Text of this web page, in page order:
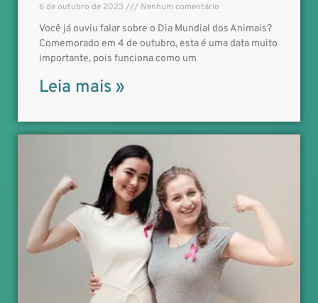
6 de outubro de 2023 Nenhum comentário
Você já ouviu falar sobre o Dia Mundial dos Animais?
Comemorado em 4 de outubro, esta é uma data muito
importante, pois funciona como um
Leia mais »